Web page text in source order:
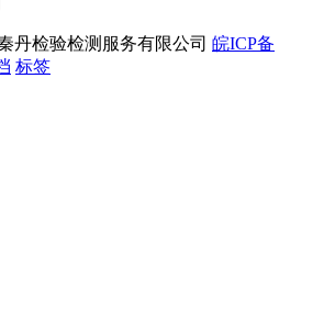
丹检验检测服务有限公司 皖ICP备
标签